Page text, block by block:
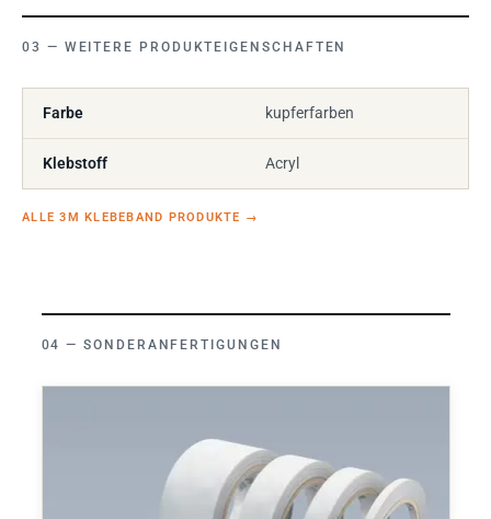
WEITERE PRODUKTEIGENSCHAFTEN
Farbe kupferfarben
Klebstoff Acryl
ALLE 3M KLEBEBAND PRODUKTE →
SONDERANFERTIGUNGEN